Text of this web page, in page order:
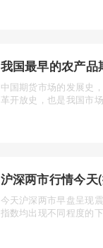
中国期货市场的发展史
革开放史，也是我国市
今天沪深两市早盘呈现
指数均出现不同程度的